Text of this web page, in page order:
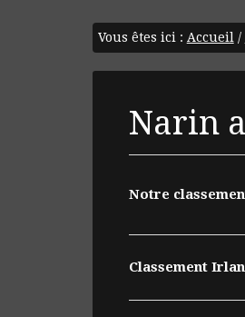
Vous êtes ici : Accueil /
Narin
Notre
Classement